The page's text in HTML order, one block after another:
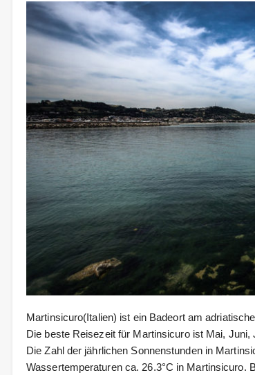
Martinsicuro(Italien) ist ein Badeort am
Die beste Reisezeit für Martinsicuro ist Mai, Juni,
Die Zahl der jährlichen Sonnenstunden in
Wassertemperaturen ca. 26.3°C in Martinsicuro.